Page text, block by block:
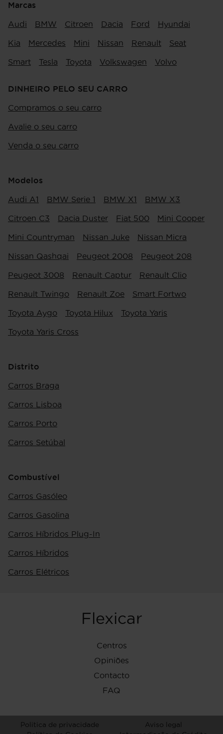
Marcas
Audi BMW Citroen Dacia Ford Hyundai
Kia Mercedes Mini Nissan Renault Seat
Smart Tesla Toyota Volkswagen Volvo
DINHEIRO PELO SEU CARRO
Compramos o seu carro
Avalie o seu carro
Venda o seu carro
Modelos
Audi A1 BMW Serie 1 BMW X1 BMW X3
Citroen C3 Dacia Duster Fiat 500 Mini Cooper
Mini Countryman Nissan Juke Nissan Micra
Nissan Qashqai Peugeot 2008 Peugeot 208
Peugeot 3008 Renault Captur Renault Clio
Renault Twingo Renault Zoe Smart Fortwo
Toyota Aygo Toyota Hilux Toyota Yaris
Toyota Yaris Cross
Distrito
Carros Braga
Carros Lisboa
Carros Porto
Carros Setúbal
Combustível
Carros Gasóleo
Carros Gasolina
Carros Híbridos Plug-In
Carros Híbridos
Carros Elétricos
Flexicar
Centros
Opiniões
Contacto
FAQ
Politica de privacidade
Aviso legal